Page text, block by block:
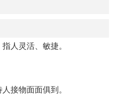
人灵活、敏捷。
接物面面俱到。